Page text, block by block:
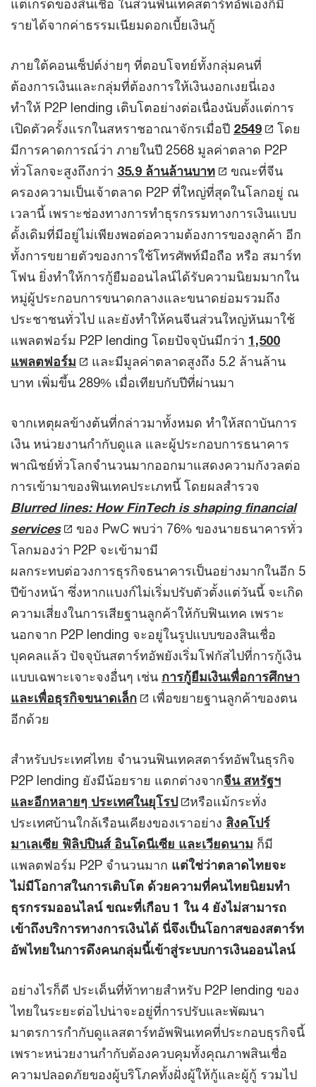
แต่เกรดของสินเชื่อ ในส่วนฟินเทคสตาร์ทอัพเองก็มี
รายได้จากค่าธรรมเนียมดอกเบี้ยเงินกู้
ภายใต้คอนเซ็ปต์ง่ายๆ ที่ตอบโจทย์ทั้งกลุ่มคนที่
ต้องการเงินและกลุ่มที่ต้องการให้เงินงอกเงยนี่เอง
ทำให้ P2P lending เติบโตอย่างต่อเนื่องนับตั้งแต่การ
เปิดตัวครั้งแรกในสหราชอาณาจักรเมื่อปี 2549
โดย
มีการคาดการณ์ว่า ภายในปี 2568 มูลค่าตลาด P2P
ทั่วโลกจะสูงถึงกว่า 35.9 ล้านล้านบาท
ขณะที่จีน
ครองความเป็นเจ้าตลาด P2P ที่ใหญ่ที่สุดในโลกอยู่ ณ
เวลานี้ เพราะช่องทางการทำธุรกรรมทางการเงินแบบ
ดั้งเดิมที่มีอยู่ไม่เพียงพอต่อความต้องการของลูกค้า อีก
ทั้งการขยายตัวของการใช้โทรศัพท์มือถือ หรือ สมาร์ท
โฟน ยิ่งทำให้การกู้ยืมออนไลน์ได้รับความนิยมมากใน
หมู่ผู้ประกอบการขนาดกลางและขนาดย่อมรวมถึง
ประชาชนทั่วไป และยังทำให้คนจีนส่วนใหญ่หันมาใช้
แพลตฟอร์ม P2P lending โดยปัจจุบันมีกว่า 1,500
แพลตฟอร์ม
และมีมูลค่าตลาดสูงถึง 5.2 ล้านล้าน
บาท เพิ่มขึ้น 289% เมื่อเทียบกับปีที่ผ่านมา
จากเหตุผลข้างต้นที่กล่าวมาทั้งหมด ทำให้สถาบันการ
เงิน หน่วยงานกำกับดูแล และผู้ประกอบการธนาคาร
พาณิชย์ทั่วโลกจำนวนมากออกมาแสดงความกังวลต่อ
การเข้ามาของฟินเทคประเภทนี้ โดยผลสำรวจ
Blurred lines: How FinTech is shaping financial
services
ของ PwC พบว่า 76% ของนายธนาคารทั่ว
โลกมองว่า P2P จะเข้ามามี
ผลกระทบต่อวงการธุรกิจธนาคารเป็นอย่างมากในอีก 5
ปีข้างหน้า ซึ่งหากแบงก์ไม่เริ่มปรับตัวตั้งแต่วันนี้ จะเกิด
ความเสี่ยงในการเสียฐานลูกค้าให้กับฟินเทค เพราะ
นอกจาก P2P lending จะอยู่ในรูปแบบของสินเชื่อ
บุคคลแล้ว ปัจจุบันสตาร์ทอัพยังเริ่มโฟกัสไปที่การกู้เงิน
แบบเฉพาะเจาะจงอื่นๆ เช่น การกู้ยืมเงินเพื่อการศึกษา
และเพื่อธุรกิจขนาดเล็ก
เพื่อขยายฐานลูกค้าของตน
อีกด้วย
สำหรับประเทศไทย จำนวนฟินเทคสตาร์ทอัพในธุรกิจ
P2P lending ยังมีน้อยราย แตกต่างจากจีน สหรัฐฯ
และอีกหลายๆ ประเทศในยุโรป
หรือแม้กระทั่ง
ประเทศบ้านใกล้เรือนเคียงของเราอย่าง สิงคโปร์
มาเลเซีย ฟิลิปปินส์ อินโดนีเซีย และเวียดนาม ก็มี
แพลตฟอร์ม P2P จำนวนมาก แต่ใช่ว่าตลาดไทยจะ
ไม่มีโอกาสในการเติบโต ด้วยความที่คนไทยนิยมทำ
ธุรกรรมออนไลน์ ขณะที่เกือบ 1 ใน 4 ยังไม่สามารถ
เข้าถึงบริการทางการเงินได้ นี่จึงเป็นโอกาสของสตาร์ท
อัพไทยในการดึงคนกลุ่มนี้เข้าสู่ระบบการเงินออนไลน์
อย่างไรก็ดี ประเด็นที่ท้าทายสำหรับ P2P lending ของ
ไทยในระยะต่อไปน่าจะอยู่ที่การปรับและพัฒนา
มาตรการกำกับดูแลสตาร์ทอัพฟินเทคที่ประกอบธุรกิจนี้
เพราะหน่วยงานกำกับต้องควบคุมทั้งคุณภาพสินเชื่อ
ความปลอดภัยของผู้บริโภคทั้งฝั่งผู้ให้กู้และผู้กู้ รวมไป